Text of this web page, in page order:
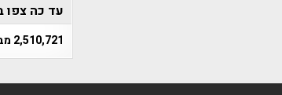
עד כה צפו
2,510,721 מבקרים